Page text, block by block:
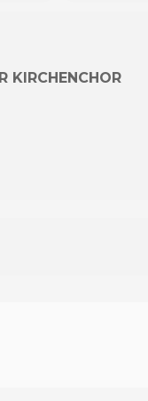
KIRCHENCHOR